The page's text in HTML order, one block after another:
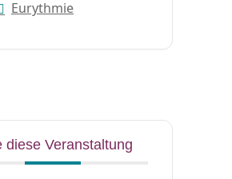
Eurythmie
diese Veranstaltung